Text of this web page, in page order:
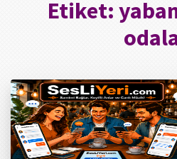
Etiket: